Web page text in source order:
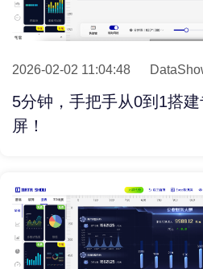
2026-02-02 11:04:48
5分钟，手把手从0到1搭
屏！